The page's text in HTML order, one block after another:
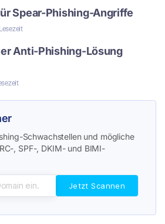
Spear-Phishing-Angriffe
Anti-Phishing-Lösung
Schwachstellen und mögliche
, SPF-, DKIM- und BIMI-